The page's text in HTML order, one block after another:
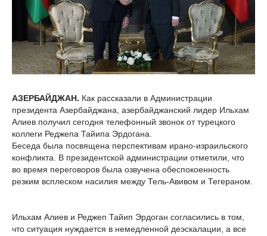
АЗЕРБАЙДЖАН. Как рассказали в Администрации
президента Азербайджана, азербайджанский лидер Ильхам
Алиев получил сегодня телефонный звонок от турецкого
коллеги Реджепа Тайипа Эрдогана.
Беседа была посвящена перспективам ирано-израильского
конфликта. В президентской администрации отметили, что
во время переговоров была озвучена обеспокоенность
резким всплеском насилия между Тель-Авивом и Тегераном.
Ильхам Алиев и Реджеп Тайип Эрдоган согласились в том,
что ситуация нуждается в немедленной деэскалации, а все